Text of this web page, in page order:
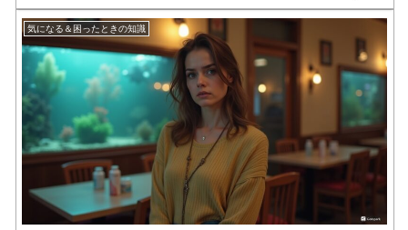
気になる＆困ったときの知識